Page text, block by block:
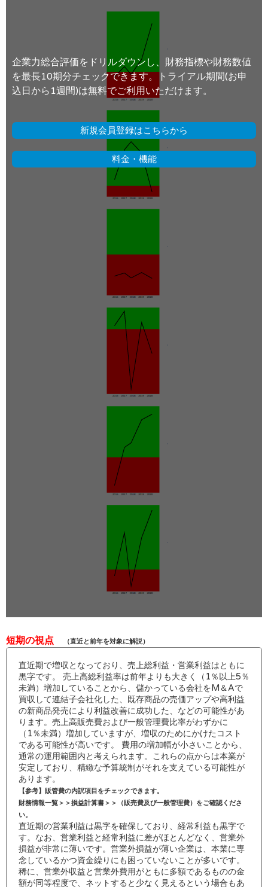
企業力総合評価をドリルダウンし、財務指標や財務数値
を最長10期分チェックできます。トライアル期間(お申
込日から1週間)は無料でご利用いただけます。
新規会員登録はこちらから
料金・機能
短期の視点 （直近と前年を対象に解説）
直近期で増収となっており、売上総利益・営業利益はともに
黒字です。 売上高総利益率は前年よりも大きく（1％以上5％
未満）増加していることから、儲かっている会社をM＆Aで
買収して連結子会社化した、既存商品の売価アップや高利益
の新商品発売により利益改善に成功した、などの可能性があ
ります。売上高販売費および一般管理費比率がわずかに
（1％未満）増加していますが、増収のためにかけたコスト
である可能性が高いです。 費用の増加幅が小さいことから、
通常の運用範囲内と考えられます。これらの点からは本業が
安定しており、精緻な予算統制がそれを支えている可能性が
あります。
【参考】販管費の内訳項目をチェックできます。
財務情報一覧＞＞損益計算書＞＞（販売費及び一般管理費）をご確認くださ
い。
直近期の営業利益は黒字を確保しており、経常利益も黒字で
す。なお、営業利益と経常利益に差がほとんどなく、営業外
損益が非常に薄いです。営業外損益が薄い企業は、本業に専
念しているかつ資金繰りにも困っていないことが多いです。
稀に、営業外収益と営業外費用がともに多額であるものの金
額が同等程度で、ネットすると少なく見えるという場合もあ